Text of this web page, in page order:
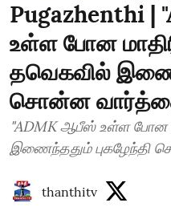
Pugazhenthi |
உள்ள போன
தவெகவில்
சொன்ன
"ADMK ஆபீஸ் உள்ள போன
இணைந்ததும் புகழேந்தி
thanthitv